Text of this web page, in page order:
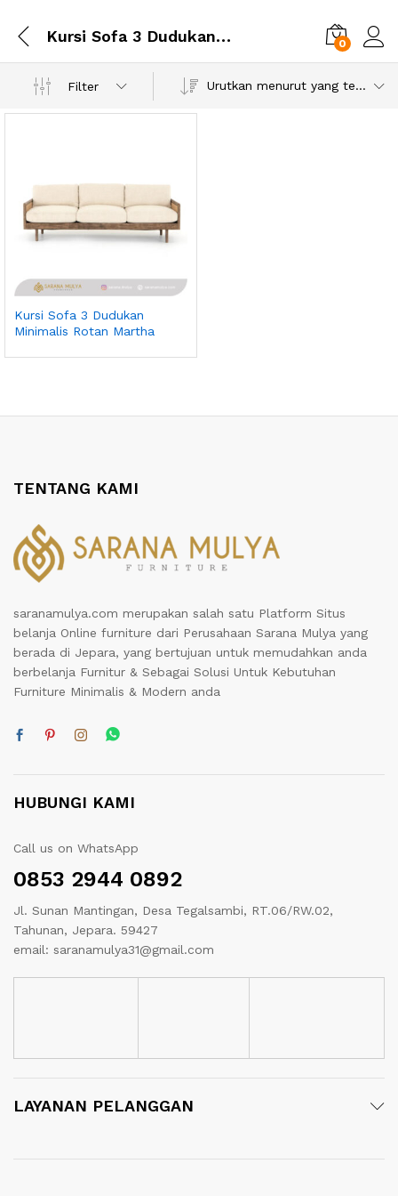
Kursi Sofa 3 Dudukan Minimalis Rotan Martha 0
Filter Urutkan menurut yang terbaru
Kursi Sofa 3 Dudukan
Minimalis Rotan Martha
TENTANG KAMI
saranamulya.com merupakan salah satu Platform Situs
belanja Online furniture dari Perusahaan Sarana Mulya yang
berada di Jepara, yang bertujuan untuk memudahkan anda
berbelanja Furnitur & Sebagai Solusi Untuk Kebutuhan
Furniture Minimalis & Modern anda
HUBUNGI KAMI
Call us on WhatsApp
0853 2944 0892
Jl. Sunan Mantingan, Desa Tegalsambi, RT.06/RW.02,
Tahunan, Jepara. 59427
email: saranamulya31@gmail.com
LAYANAN PELANGGAN